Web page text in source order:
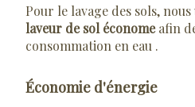
Pour le lavage des sols,
laveur de sol économeafin
consommation en eau .
Économie d'énergie